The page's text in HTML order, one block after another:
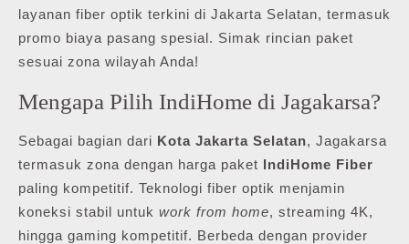
layanan fiber optik terkini di Jakarta Selatan, termasuk
promo biaya pasang spesial. Simak rincian paket
sesuai zona wilayah Anda!
Mengapa Pilih IndiHome di Jagakarsa?
Sebagai bagian dari Kota Jakarta Selatan, Jagakarsa
termasuk zona dengan harga paket IndiHome Fiber
paling kompetitif. Teknologi fiber optik menjamin
koneksi stabil untuk work from home, streaming 4K,
hingga gaming kompetitif. Berbeda dengan provider